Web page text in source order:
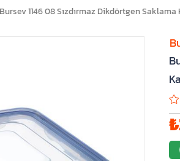
Bursev 1146 08 Sızdırmaz Dikdörtgen Saklama